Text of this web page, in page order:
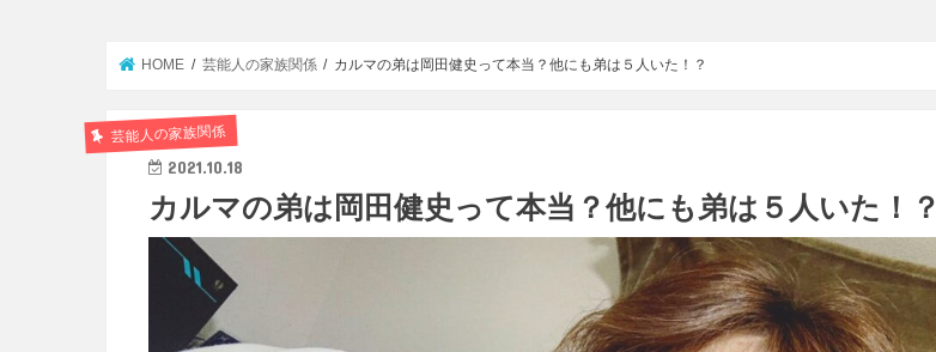
HOME 芸能人の家族関係 カルマの弟は岡田健史って本当？他にも弟は５人いた！？
芸能人の家族関係
2021.10.18
カルマの弟は岡田健史って本当？他にも弟は５人いた！？